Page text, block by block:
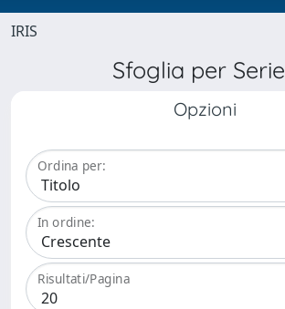
IRIS
Sfoglia per Serie
Opzioni
Ordina per:
In ordine:
Risultati/Pagina